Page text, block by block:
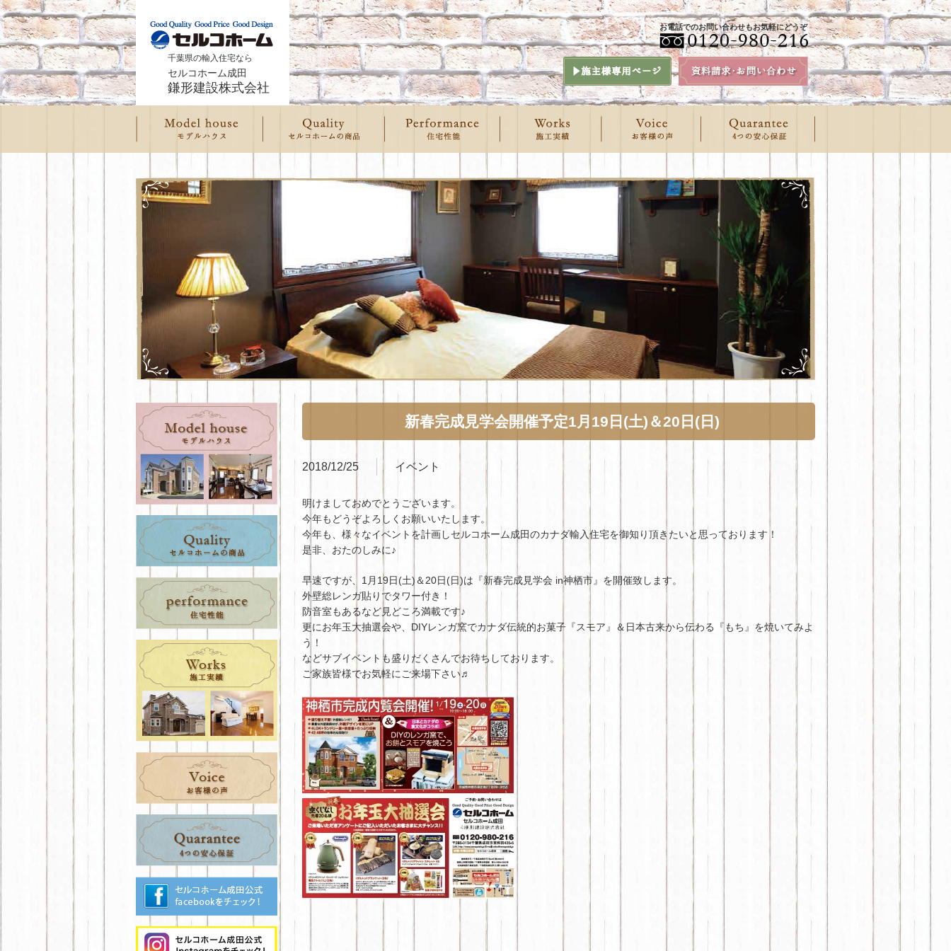
千葉県の輸入住宅なら
セルコホーム成田
鎌形建設株式会社
お電話でのお問い合わせもお気軽にどうぞ
新春完成見学会開催予定1月19日(土)＆20日(日)
2018/12/25 イベント
明けましておめでとうございます。
今年もどうぞよろしくお願いいたします。
今年も、様々なイベントを計画しセルコホーム成田のカナダ輸入住宅を御知り頂きたいと思っております！
是非、おたのしみに♪
早速ですが、1月19日(土)＆20日(日)は『新春完成見学会 in神栖市』を開催致します。
外壁総レンガ貼りでタワー付き！
防音室もあるなど見どころ満載です♪
更にお年玉大抽選会や、DIYレンガ窯でカナダ伝統的お菓子『スモア』＆日本古来から伝わる『もち』を焼いてみよ
う！
などサブイベントも盛りだくさんでお待ちしております。
ご家族皆様でお気軽にご来場下さい♬